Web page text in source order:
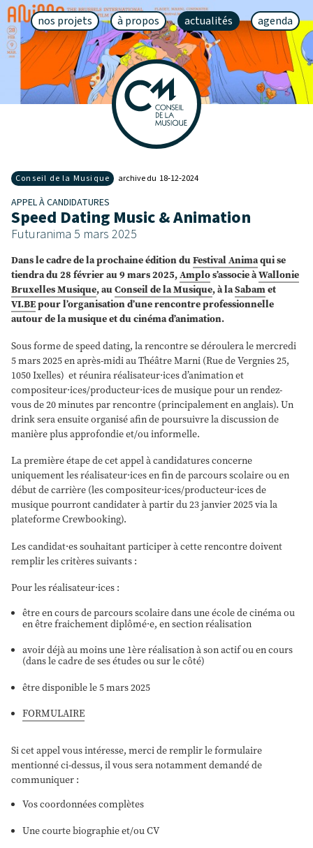
nos projets à propos actualités agenda
Conseil de la Musique archive du 18‑12‑2024
APPEL À CANDIDATURES
Speed Dating Music & Animation
Futuranima 5 mars 2025
​Dans le cadre de la prochaine édition duFestival Animaqui se
tiendra du 28 février au 9 mars 2025,Amplos’associe àWallonie
Bruxelles Musique, auConseil de la Musique, à laSabamet
VI.BEpour l’organisation d’une rencontre professionnelle
autour de la musique et du cinéma d’animation.
Sous forme de speed dating, la rencontre se déroulera le mercredi
5 mars 2025 en après-midi au Théâtre Marni (Rue de Vergnies 25,
1050 Ixelles) et réunira réalisateur·ices d’animation et
compositeur·ices/producteur·ices de musique pour un rendez-
vous de 20 minutes par rencontre (principalement en anglais). Un
drink sera ensuite organisé afin de poursuivre la discussion de
manière plus approfondie et/ou informelle.
La première étape de cet appel à candidatures concerne
uniquement les réalisateur·ices en fin de parcours scolaire ou en
début de carrière (les compositeur·ices/producteur·ices de
musique pourront candidater à partir du 23 janvier 2025 via la
plateforme Crewbooking).
Les candidat·es souhaitant participer à cette rencontre doivent
remplir les critères suivants :
Pour les réalisateur·ices :
être en cours de parcours scolaire dans une école de cinéma ou
en être fraichement diplômé·e, en section réalisation
avoir déjà au moins une 1ère réalisation à son actif ou en cours
(dans le cadre de ses études ou sur le côté)
être disponible le 5 mars 2025
FORMULAIRE
Si cet appel vous intéresse, merci de remplir le formulaire
mentionné ci-dessus, il vous sera notamment demandé de
communiquer :
Vos coordonnées complètes
Une courte biographie et/ou CV